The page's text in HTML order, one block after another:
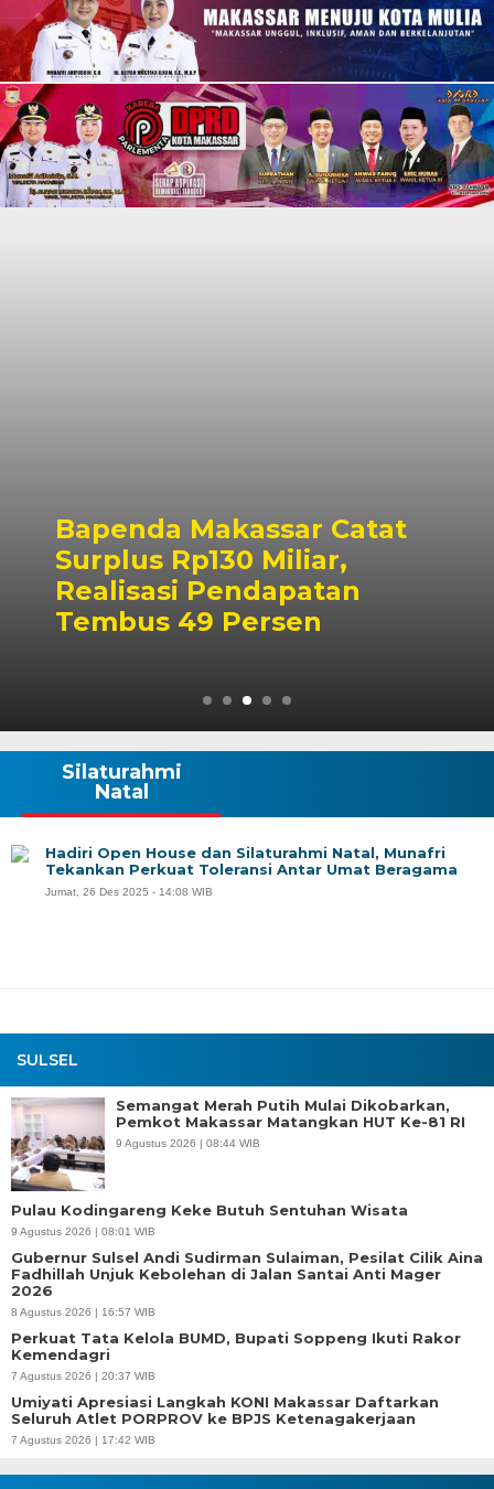
Bapenda Makassar Catat
Surplus Rp130 Miliar,
Realisasi Pendapatan
Tembus 49 Persen
SULSEL
Semangat Merah Putih Mulai Dikobarkan,
Pemkot Makassar Matangkan HUT Ke-81 RI
9 Agustus 2026 | 08:44 WIB
Pulau Kodingareng Keke Butuh Sentuhan Wisata
9 Agustus 2026 | 08:01 WIB
Gubernur Sulsel Andi Sudirman Sulaiman, Pesilat Cilik Aina
Fadhillah Unjuk Kebolehan di Jalan Santai Anti Mager
2026
8 Agustus 2026 | 16:57 WIB
Perkuat Tata Kelola BUMD, Bupati Soppeng Ikuti Rakor
Kemendagri
7 Agustus 2026 | 20:37 WIB
Umiyati Apresiasi Langkah KONI Makassar Daftarkan
Seluruh Atlet PORPROV ke BPJS Ketenagakerjaan
7 Agustus 2026 | 17:42 WIB
Silaturahmi
Natal
Hadiri Open House dan Silaturahmi Natal, Munafri
Tekankan Perkuat Toleransi Antar Umat Beragama
Jumat, 26 Des 2025 - 14:08 WIB